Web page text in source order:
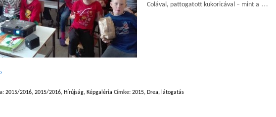
Colával, pattogatott kukoricával – mint a …
2015/2016, 2015/2016, Hírújság, Képgaléria Címke: 2015, Drea, látogatás